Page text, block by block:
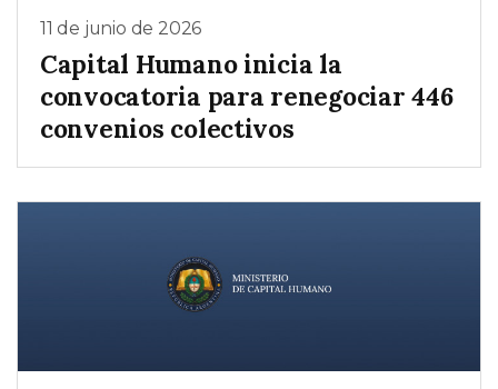
11 de junio de 2026
Capital Humano inicia la
convocatoria para renegociar 446
convenios colectivos